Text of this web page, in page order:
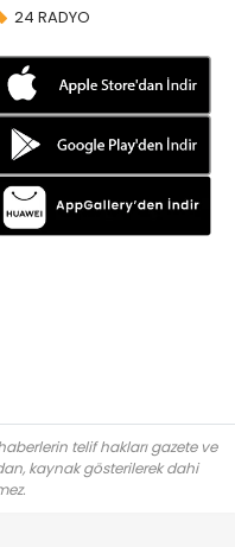
24 RADYO
telif hakları gazete ve
kaynak gösterilerek dahi